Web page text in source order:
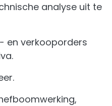
analyse uit te
en verkooporders